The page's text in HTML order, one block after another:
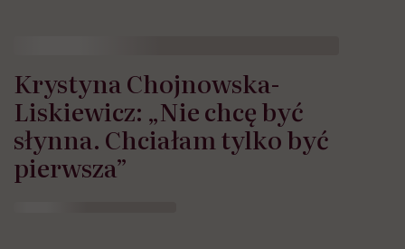
Krystyna Chojnowska-
Liskiewicz: „Nie chcę być
słynna. Chciałam tylko być
pierwsza”